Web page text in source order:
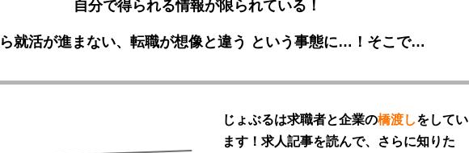
自分で得られる情報が限られている！
就活が進まない、転職が想像と違う という事態に…！そこで…
じょぶるは求職者と企業の橋渡しをしてい
ます！求人記事を読んで、さらに知りた